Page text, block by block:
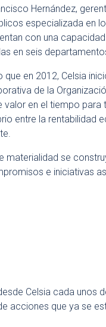
Hernández,
especializada en
con una
en seis
en 2012, Celsia
de la
en el tiempo
entre la rentabilidad
materialidad se
e iniciativas
Celsia cada unos
acciones que ya se